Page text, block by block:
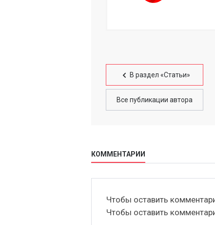
В раздел «Статьи»
Все публикации автора
КОММЕНТАРИИ
Чтобы оставить
Чтобы оставить